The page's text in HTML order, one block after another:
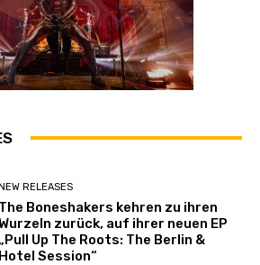
RELEASES
The Boneshakers kehren zu ihren
zurück, auf ihrer neuen EP
„Pull Up The Roots: The Berlin &
Hotel Session“